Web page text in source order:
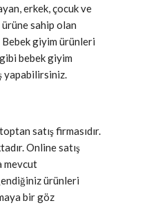
erkek, çocuk ve
sahip olan
Bebek giyim ürünleri
bebek giyim
yapabilirsiniz.
satış firmasıdır.
Online satış
mevcut
ürünleri
bir göz